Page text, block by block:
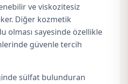
ve viskozitesiz
Diğer kozmetik
olması sayesinde özellikle
güvenle tercih
sülfat bulunduran